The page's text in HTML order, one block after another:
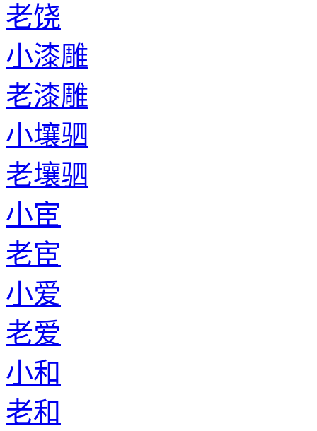
老饶
小漆雕
老漆雕
小壤驷
老壤驷
小宦
老宦
小爱
老爱
小和
老和